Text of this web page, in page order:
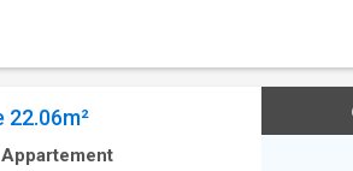
multiples boutiques et
cuis
Appartement